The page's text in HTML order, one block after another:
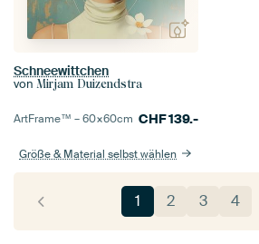
Schneewittchen
von Mirjam Duizendstra
ArtFrame™ –60×60cm CHF139.-
Größe & Material selbst wählen
1 2 3 4